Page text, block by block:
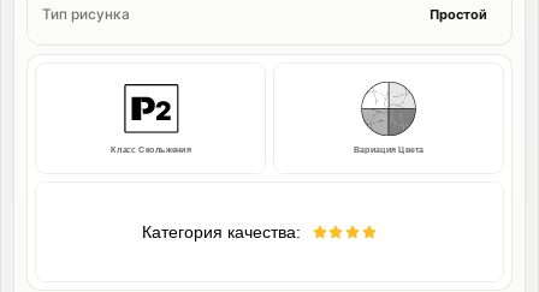
Тип рисунка Простой
Класс Скольжения Вариация Цвета
Категория качества: